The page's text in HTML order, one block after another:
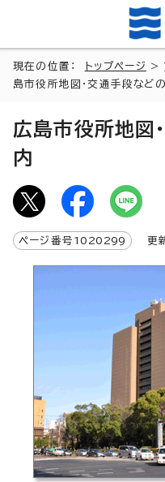
現在の位置： トップページ >
島市役所地図・交通手段など
広島市役所地図
内
ページ番号 1020299 更